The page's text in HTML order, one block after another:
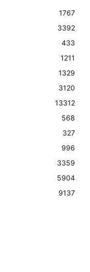
1767
3392
433
1211
1329
3120
13312
568
327
996
3359
5904
9137